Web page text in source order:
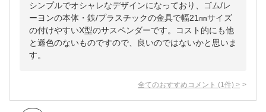
シンプルでオシャレなデザインになっており、ゴム/レ
ーヨンの本体・鉄/プラスチックの金具で幅21㎜サイズ
の付けやすいX型のサスペンダーです。コスト的にも他
と遜色のないものですので、良いのではないかと思いま
す。
全てのおすすめコメント (1 件) >